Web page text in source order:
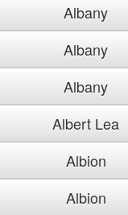
Albany
Albany
Albany
Albert Lea
Albion
Albion